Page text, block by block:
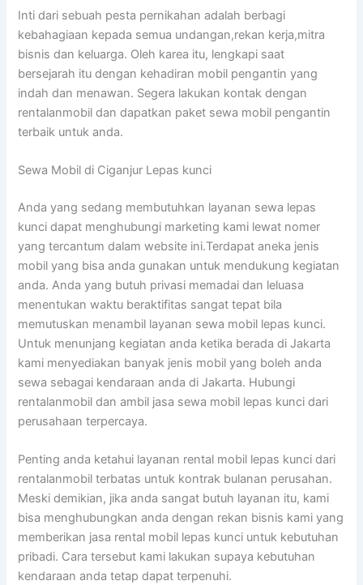
Inti dari sebuah pesta pernikahan adalah berbagi
kebahagiaan kepada semua undangan,rekan kerja,mitra
bisnis dan keluarga. Oleh karea itu, lengkapi saat
bersejarah itu dengan kehadiran mobil pengantin yang
indah dan menawan. Segera lakukan kontak dengan
rentalanmobil dan dapatkan paket sewa mobil pengantin
terbaik untuk anda.
Sewa Mobil di Ciganjur Lepas kunci
Anda yang sedang membutuhkan layanan sewa lepas
kunci dapat menghubungi marketing kami lewat nomer
yang tercantum dalam website ini.Terdapat aneka jenis
mobil yang bisa anda gunakan untuk mendukung kegiatan
anda. Anda yang butuh privasi memadai dan leluasa
menentukan waktu beraktifitas sangat tepat bila
memutuskan menambil layanan sewa mobil lepas kunci.
Untuk menunjang kegiatan anda ketika berada di Jakarta
kami menyediakan banyak jenis mobil yang boleh anda
sewa sebagai kendaraan anda di Jakarta. Hubungi
rentalanmobil dan ambil jasa sewa mobil lepas kunci dari
perusahaan terpercaya.
Penting anda ketahui layanan rental mobil lepas kunci dari
rentalanmobil terbatas untuk kontrak bulanan perusahan.
Meski demikian, jika anda sangat butuh layanan itu, kami
bisa menghubungkan anda dengan rekan bisnis kami yang
memberikan jasa rental mobil lepas kunci untuk kebutuhan
pribadi. Cara tersebut kami lakukan supaya kebutuhan
kendaraan anda tetap dapat terpenuhi.